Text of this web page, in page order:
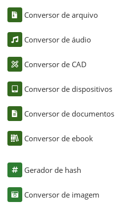
Conversor de arquivo
Conversor de áudio
Conversor de CAD
Conversor de dispositivos
Conversor de documentos
Conversor de ebook
Gerador de hash
Conversor de imagem